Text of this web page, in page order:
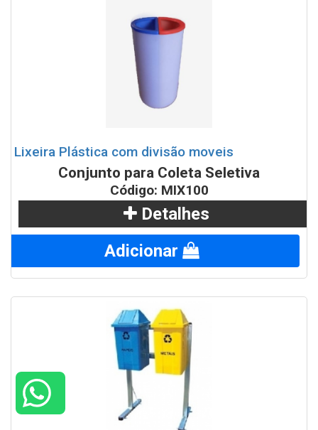
Lixeira Plástica com divisão moveis
Conjunto para Coleta Seletiva
Código: MIX100
Detalhes
Adicionar